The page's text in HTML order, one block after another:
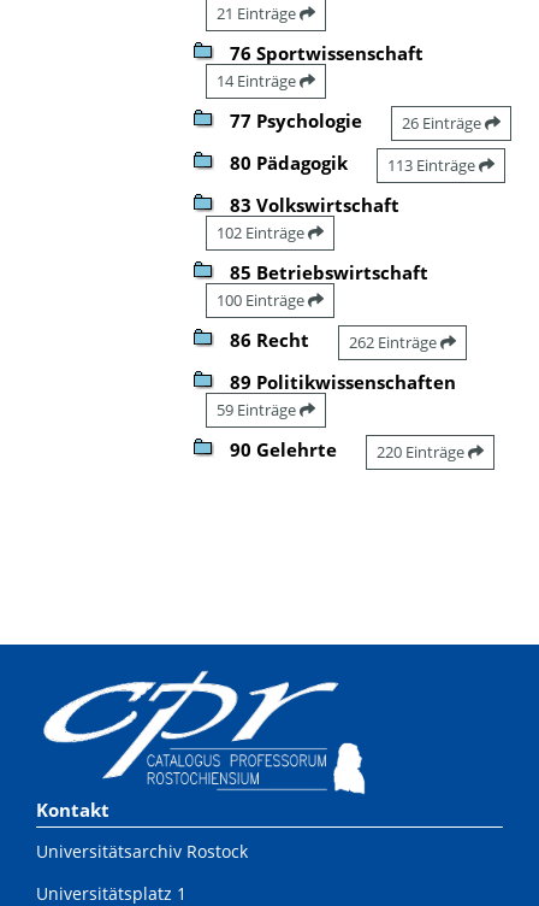
21 Einträge
76 Sportwissenschaft
14 Einträge
77 Psychologie 26 Einträge
80 Pädagogik 113 Einträge
83 Volkswirtschaft
102 Einträge
85 Betriebswirtschaft
100 Einträge
86 Recht 262 Einträge
89 Politikwissenschaften
59 Einträge
90 Gelehrte 220 Einträge
Kontakt
Universitätsarchiv Rostock
Universitätsplatz 1